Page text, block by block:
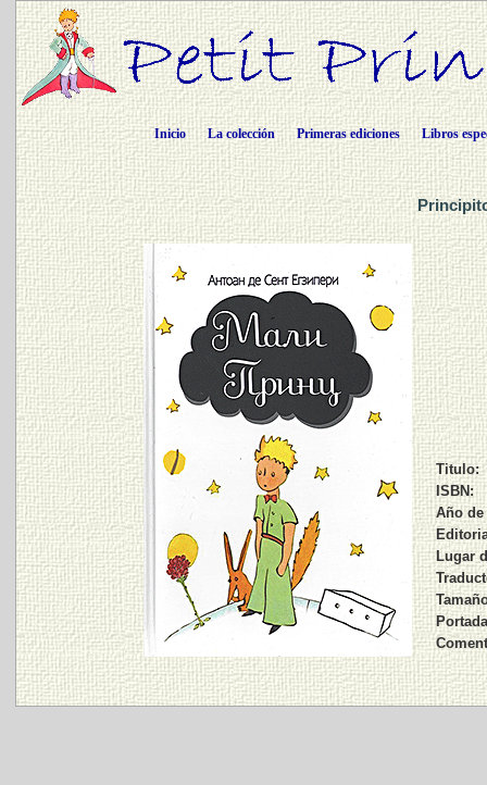
Inicio La colección Primeras ediciones Libros
Titulo:
ISBN:
Año
Lugar